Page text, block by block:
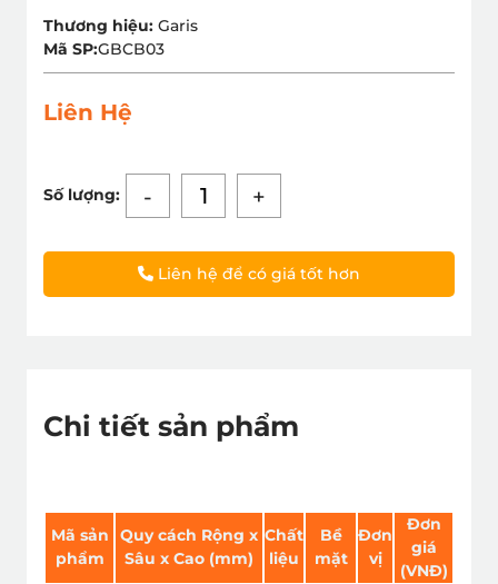
Thương hiệu: Garis
Mã SP:GBCB03
Liên Hệ
Số lượng: - +
Liên hệ để có giá tốt hơn
Chi tiết sản phẩm
Mã sản
phẩm
Quy cách Rộng x
Sâu x Cao (mm)
Chất
liệu
Bề
mặt
Đơn
vị
Đơn
giá
(VNÐ)